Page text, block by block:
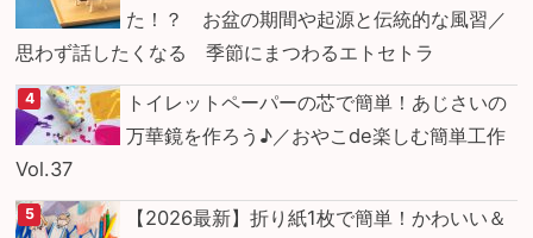
た！？ お盆の期間や起源と伝統的な風習／
思わず話したくなる 季節にまつわるエトセトラ
トイレットペーパーの芯で簡単！あじさいの
万華鏡を作ろう♪／おやこde楽しむ簡単工作
Vol.37
【2026最新】折り紙1枚で簡単！かわいい＆